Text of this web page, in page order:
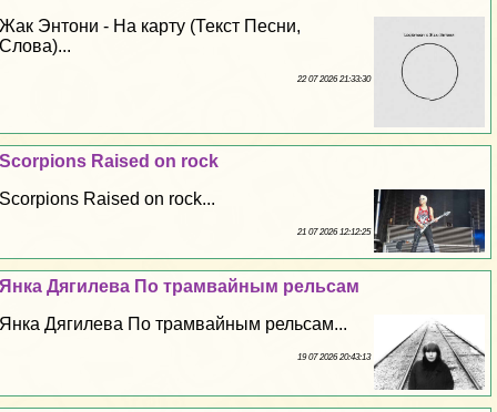
Жак Энтони - На карту (Текст Песни,
Слова)...
22 07 2026 21:33:30
Scorpions Raised on rock
Scorpions Raised on rock...
21 07 2026 12:12:25
Янка Дягилева По трамвайным рельсам
Янка Дягилева По трамвайным рельсам...
19 07 2026 20:43:13